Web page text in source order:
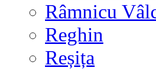
Râmnicu
Reghin
Reșița